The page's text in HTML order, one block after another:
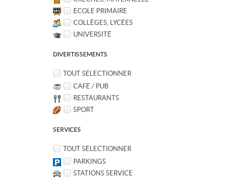
ECOLE PRIMAIRE
COLLÈGES, LYCÉES
UNIVERSITÉ
DIVERTISSEMENTS
TOUT SÉLECTIONNER
CAFÉ / PUB
RESTAURANTS
SPORT
SERVICES
TOUT SÉLECTIONNER
PARKINGS
STATIONS SERVICE